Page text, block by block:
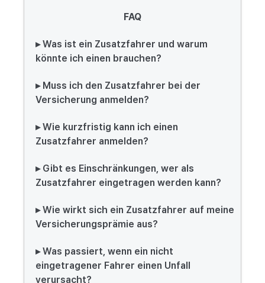
FAQ
▸ Was ist ein Zusatzfahrer und warum
könnte ich einen brauchen?
▸ Muss ich den Zusatzfahrer bei der
Versicherung anmelden?
▸ Wie kurzfristig kann ich einen
Zusatzfahrer anmelden?
▸ Gibt es Einschränkungen, wer als
Zusatzfahrer eingetragen werden kann?
▸ Wie wirkt sich ein Zusatzfahrer auf meine
Versicherungsprämie aus?
▸ Was passiert, wenn ein nicht
eingetragener Fahrer einen Unfall
verursacht?